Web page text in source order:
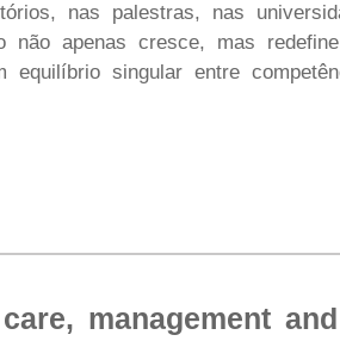
nas palestras, nas
não apenas cresce, mas
singular entre
management